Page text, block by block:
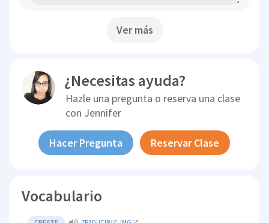
Ver más
¿Necesitas ayuda?
Hazle una pregunta o reserva una clase
con Jennifer
Hacer Pregunta Reservar Clase
Vocabulario